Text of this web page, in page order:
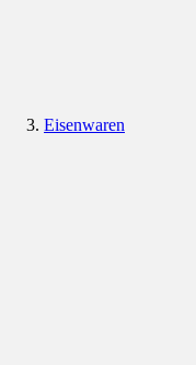
Eisenwaren